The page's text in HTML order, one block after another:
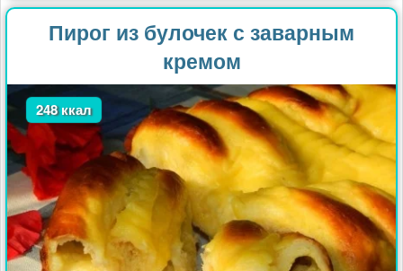
Пирог из булочек с заварным
кремом
248 ккал